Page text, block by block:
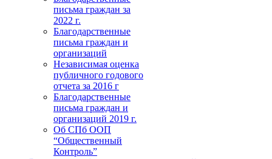
письма граждан за
2022 г.
Благодарственные
письма граждан и
организаций
Независимая оценка
публичного годового
отчета за 2016 г
Благодарственные
письма граждан и
организаций 2019 г.
Об СПб ООП
“Общественный
Контроль”